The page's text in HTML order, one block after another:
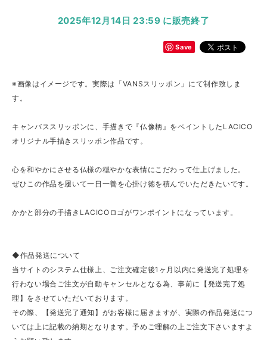
2025年12月14日 23:59 に販売終了
Save
※画像はイメージです。実際は「VANSスリッポン」にて制作致しま
す。
キャンバススリッポンに、手描きで『仏像柄』をペイントしたLACICO
オリジナル手描きスリッポン作品です。
心を和やかにさせる仏様の穏やかな表情にこだわって仕上げました。
ぜひこの作品を履いて一日一善を心掛け徳を積んでいただきたいです。
かかと部分の手描きLACICOロゴがワンポイントになっています。
◆作品発送について
当サイトのシステム仕様上、ご注文確定後1ヶ月以内に発送完了処理を
行わない場合ご注文が自動キャンセルとなる為、事前に【発送完了処
理】をさせていただいております。
その際、【発送完了通知】がお客様に届きますが、実際の作品発送につ
いては上に記載の納期となります。予めご理解の上ご注文下さいますよ